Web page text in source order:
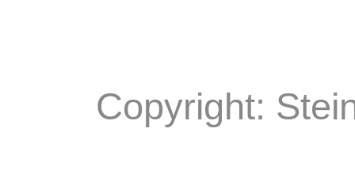
Copyright: